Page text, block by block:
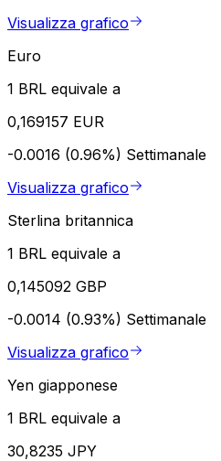
Visualizza grafico
Euro
1 BRL equivale a
0,169157 EUR
-0.0016 (0.96%) Settimanale
Visualizza grafico
Sterlina britannica
1 BRL equivale a
0,145092 GBP
-0.0014 (0.93%) Settimanale
Visualizza grafico
Yen giapponese
1 BRL equivale a
30,8235 JPY